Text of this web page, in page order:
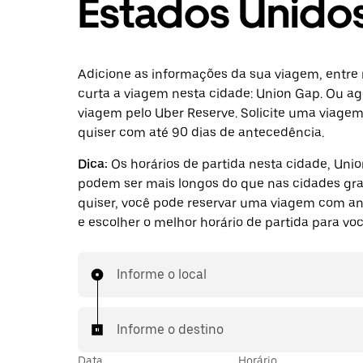
Estados
Adicione as informações da sua viagem, entre
curta a viagem nesta cidade: Union Gap. Ou
viagem pelo Uber Reserve. Solicite uma
quiser com até 90 dias de antecedência.
Dica: Os horários de partida nesta cidade,
podem ser mais longos do que nas cidades
quiser, você pode reservar uma viagem com
e escolher o melhor horário de partida para
Informe o local
Informe o destino